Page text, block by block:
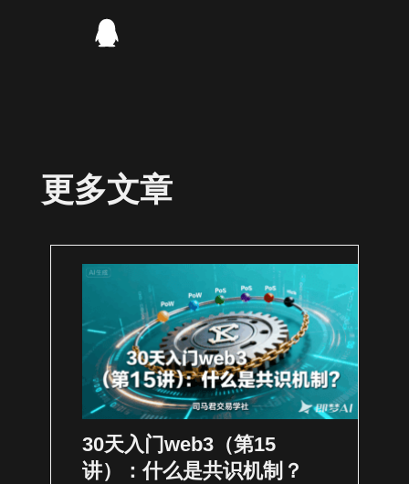
更多文章
30天入门web3（第15
讲）：什么是共识机制？